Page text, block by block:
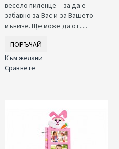
весело пиленце – за да е
забавно за Вас и за Вашето
мъниче. Ще може да от.....
ПОРЪЧАЙ
Към желани
Сравнете